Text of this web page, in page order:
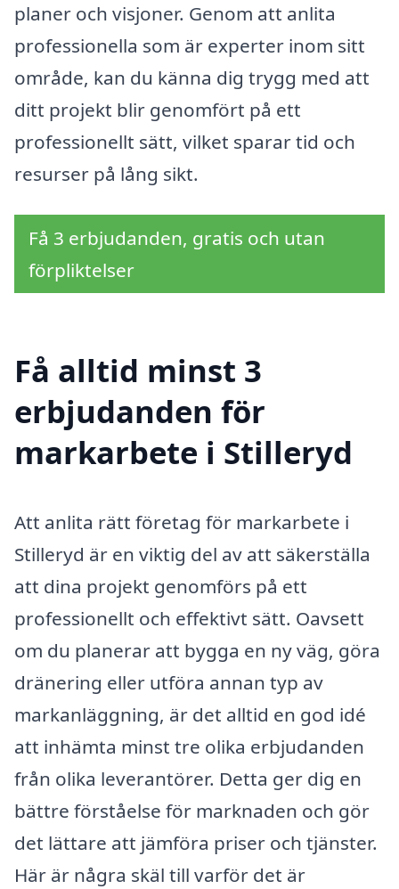
planer och visjoner. Genom att anlita
professionella som är experter inom sitt
område, kan du känna dig trygg med att
ditt projekt blir genomfört på ett
professionellt sätt, vilket sparar tid och
resurser på lång sikt.
Få 3 erbjudanden, gratis och utan
förpliktelser
Få alltid minst 3
erbjudanden för
markarbete i Stilleryd
Att anlita rätt företag för markarbete i
Stilleryd är en viktig del av att säkerställa
att dina projekt genomförs på ett
professionellt och effektivt sätt. Oavsett
om du planerar att bygga en ny väg, göra
dränering eller utföra annan typ av
markanläggning, är det alltid en god idé
att inhämta minst tre olika erbjudanden
från olika leverantörer. Detta ger dig en
bättre förståelse för marknaden och gör
det lättare att jämföra priser och tjänster.
Här är några skäl till varför det är